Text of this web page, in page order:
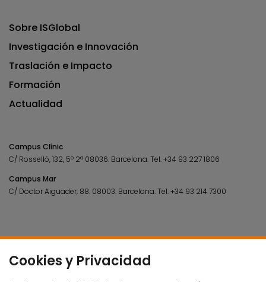
Cookies y Privacidad
Sobre ISGlobal
Investigación e Innovación
Traslación e Impacto
Formación
Actualidad
Campus Clínic
C/ Rosselló, 132, 5º 2ª 08036. Barcelona.Tel.+34 93 227 1806
Campus Mar
C/ Doctor Aiguader, 88. 08003. Barcelona.Tel.+34 93 214 7300